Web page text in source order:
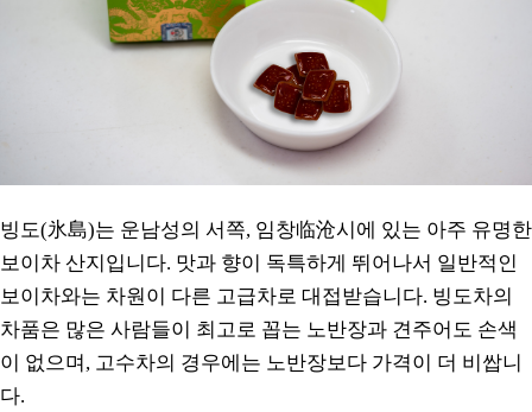
빙도(氷島)는 운남성의 서쪽, 임창临沧시에 있는 아주 유명한
보이차 산지입니다. 맛과 향이 독특하게 뛰어나서 일반적인
보이차와는 차원이 다른 고급차로 대접받습니다. 빙도차의
차품은 많은 사람들이 최고로 꼽는 노반장과 견주어도 손색
이 없으며, 고수차의 경우에는 노반장보다 가격이 더 비쌉니
다.